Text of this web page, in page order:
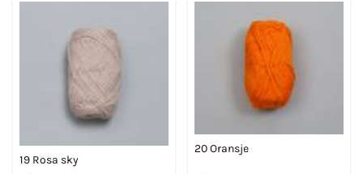
19 Rosa sky
20 Oransje